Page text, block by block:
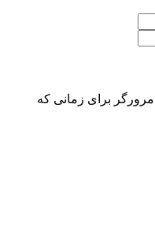
برای زمانی که